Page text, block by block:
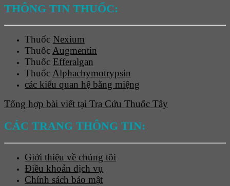
THÔNG TIN THUỐC:
Thuốc Nexium
ThuốcAugmentin
Thuốc Efferalgan
ThuốcAlphachymotrypsin
các kiểu quan hệ bằng miệng
Tổng hợp bài viết tại Tra Cứu Thuốc Tây
CÁC TRANG THÔNG TIN:
Giới thiệu về chúng tôi
Điều khoản dịch vụ
Chính sách bảo mật